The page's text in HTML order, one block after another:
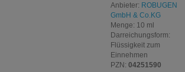
Anbieter: ROBUGEN
GmbH & Co.KG
Menge: 10 ml
Darreichungsform:
Flüssigkeit zum
Einnehmen
PZN: 04251590